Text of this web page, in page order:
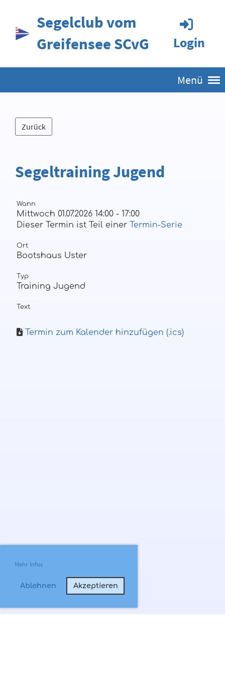
Mehr Infos
Ablehnen Akzeptieren
Segelclub vom
Greifensee SCvG
Login
Menü
Zurück
Segeltraining Jugend
Wann
Mittwoch 01.07.2026 14:00 - 17:00
Dieser Termin ist Teil einer Termin-Serie
Ort
Bootshaus Uster
Typ
Training Jugend
Text
Termin zum Kalender hinzufügen (.ics)